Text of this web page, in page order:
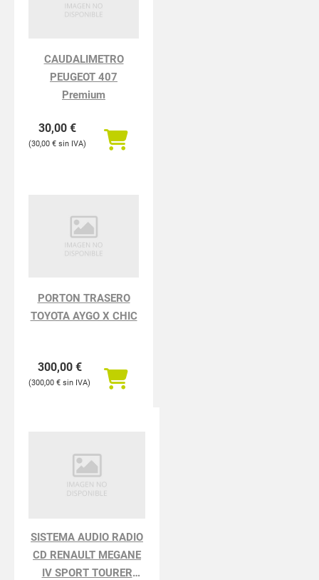
CAUDALIMETRO
PEUGEOT 407
Premium
30,00 €
30,00 €
PORTON TRASERO
TOYOTA AYGO X CHIC
300,00 €
300,00 €
SISTEMA AUDIO RADIO
CD RENAULT MEGANE
IV SPORT TOURER